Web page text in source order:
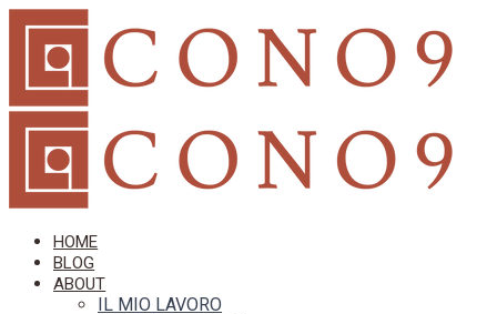
HOME
BLOG
ABOUT
IL MIO LAVORO